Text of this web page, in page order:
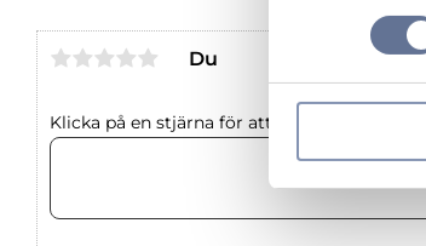
k
s
v
Du
Klicka på en stjärna för att sätta ditt betyg